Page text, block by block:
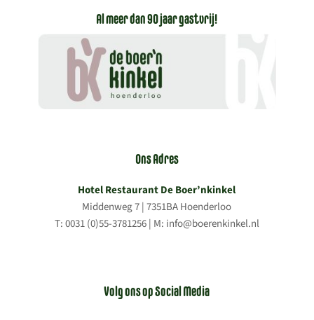
Al meer dan 90 jaar gastvrij!
Ons Adres
Hotel Restaurant De Boer’nkinkel
Middenweg 7 | 7351BA Hoenderloo
T: 0031 (0)55-3781256 | M: info@boerenkinkel.nl
Volg ons op Social Media